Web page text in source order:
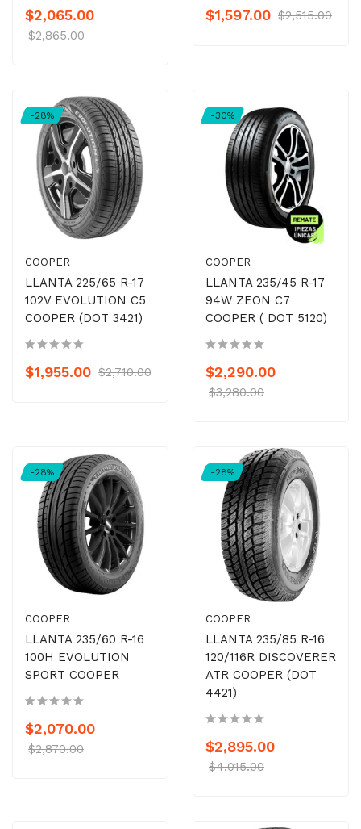
$2,065.00
$2,865.00
$1,597.00 $2,515.00
-28%
COOPER
LLANTA 225/65 R-17
102V EVOLUTION C5
COOPER (DOT 3421)
$1,955.00 $2,710.00
-30%
COOPER
LLANTA 235/45 R-17
94W ZEON C7
COOPER ( DOT 5120)
$2,290.00
$3,280.00
-28%
COOPER
LLANTA 235/60 R-16
100H EVOLUTION
SPORT COOPER
$2,070.00
$2,870.00
-28%
COOPER
LLANTA 235/85 R-16
120/116R DISCOVERER
ATR COOPER (DOT
4421)
$2,895.00
$4,015.00